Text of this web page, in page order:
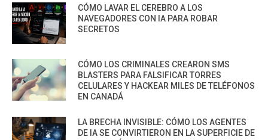
CÓMO LAVAR EL CEREBRO A LOS
NAVEGADORES CON IA PARA ROBAR
SECRETOS
CÓMO LOS CRIMINALES CREARON SMS
BLASTERS PARA FALSIFICAR TORRES
CELULARES Y HACKEAR MILES DE TELÉFONOS
EN CANADÁ
LA BRECHA INVISIBLE: CÓMO LOS AGENTES
DE IA SE CONVIRTIERON EN LA SUPERFICIE DE